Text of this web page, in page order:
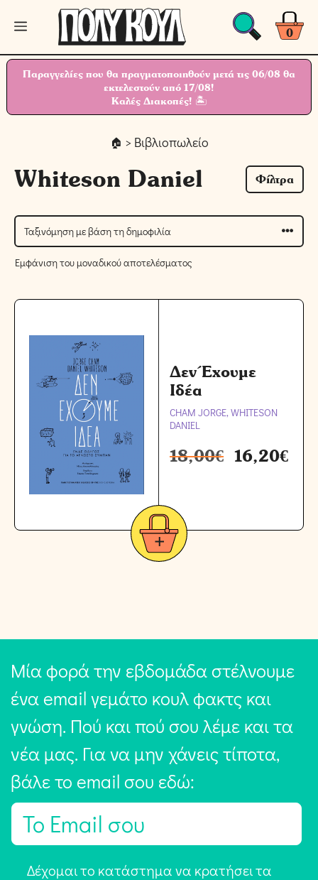
Μετάβαση
περιεχόμενο
0
Μενού
Παραγγελίες που θα πραγματοποιηθούν μετά τις 06/08 θα
εκτελεστούν από 17/08!
Καλές Διακοπές! 🏝
> Βιβλιοπωλείο
Whiteson Daniel Φίλτρα
Εμφάνιση του μοναδικού αποτελέσματος
Δεν Έχουμε
Ιδέα
CHAM JORGE, WHITESON
DANIEL
18,00€ 16,20€
Μία φορά την εβδομάδα στέλνουμε
ένα email γεμάτο κουλ φακτς και
γνώση. Πού και πού σου λέμε και τα
νέα μας. Για να μην χάνεις τίποτα,
βάλε το email σου εδώ:
E
Δέχομαι το κατάστημα να κρατήσει τα